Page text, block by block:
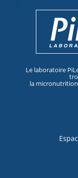
Le laboratoire
la